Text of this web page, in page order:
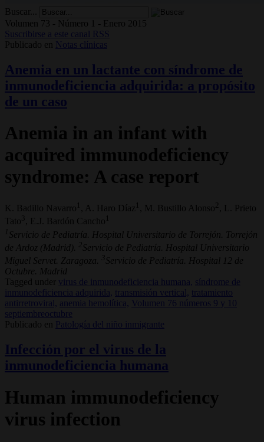
Buscar...
Volumen 73 - Número 1 - Enero 2015
Suscribirse a este canal RSS
Publicado en
Notas clínicas
Anemia en un lactante con síndrome de
inmunodeficiencia adquirida: a propósito
de un caso
Anemia in an infant with
acquired immunodeficiency
syndrome: A case report
K. Badillo Navarro 1 , A. Haro Díaz 1 , M. Bustillo Alonso
, L. Prieto
Tato 3 , E.J. Bardón Cancho 1
1 Servicio de Pediatría. Hospital Universitario de Torrejón. Torrejón
de Ardoz (Madrid).
2 Servicio de Pediatría. Hospital Universitario
Miguel Servet. Zaragoza.
3 Servicio de Pediatría. Hospital 12 de
Octubre. Madrid
Tagged under
virus de inmunodeficiencia humana, síndrome de
inmunodeficiencia adquirida, transmisión vertical,
tratamiento
antirretroviral,
anemia hemolítica,
Volumen 76 números 9 y 10
septiembreoctubre
Publicado en
Patología del niño inmigrante
Infección por el virus de la
inmunodeficiencia humana
Human immunodeficiency
virus infection